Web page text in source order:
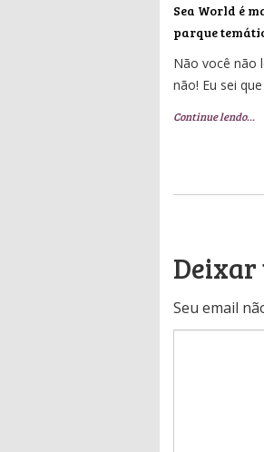
Sea World é
parque
Não você não
não! Eu sei
Continue lendo…
Deixar
Seu email